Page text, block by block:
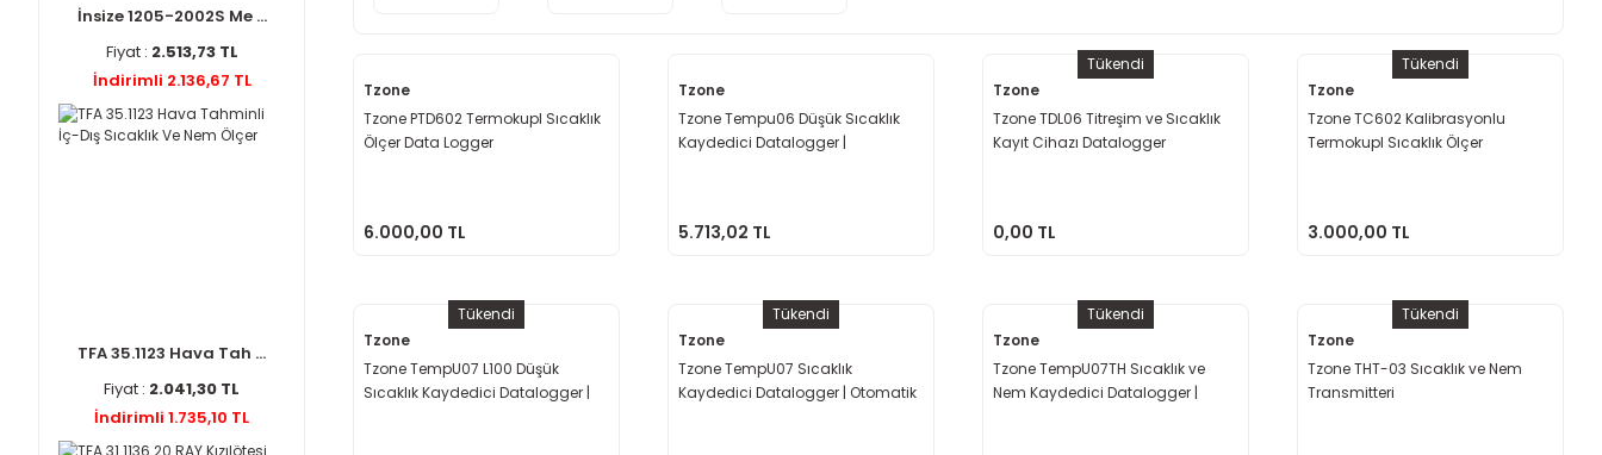
İnsize 1205-2002S Me ...
Fiyat : 2.513,73 TL
İndirimli 2.136,67 TL
TFA 35.1123 Hava Tah ...
Fiyat : 2.041,30 TL
İndirimli 1.735,10 TL
Tzone
Tzone PTD602 Termokupl Sıcaklık
Ölçer Data Logger
6.000,00 TL
Tzone
Tzone Tempu06 Düşük Sıcaklık
Kaydedici Datalogger |
5.713,02 TL
Tükendi
Tzone
Tzone TDL06 Titreşim ve Sıcaklık
Kayıt Cihazı Datalogger
0,00 TL
Tükendi
Tzone
Tzone TC602 Kalibrasyonlu
Termokupl Sıcaklık Ölçer
3.000,00 TL
Tükendi
Tzone
Tzone TempU07 L100 Düşük
Sıcaklık Kaydedici Datalogger |
Tükendi
Tzone
Tzone TempU07 Sıcaklık
Kaydedici Datalogger | Otomatik
Tükendi
Tzone
Tzone TempU07TH Sıcaklık ve
Nem Kaydedici Datalogger |
Tükendi
Tzone
Tzone THT-03 Sıcaklık ve Nem
Transmitteri